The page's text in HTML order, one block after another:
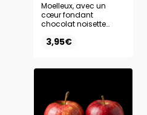
Moelleux, avec un
cœur fondant
chocolat noisette
3,95€